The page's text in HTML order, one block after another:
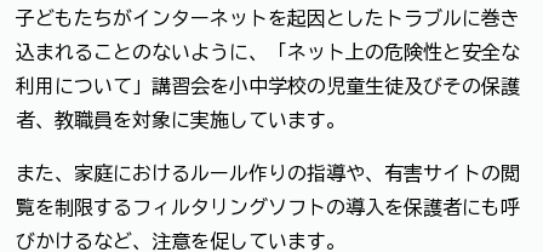
子どもたちがインターネットを起因としたトラブルに巻き
込まれることのないように、「ネット上の危険性と安全な
利用について」講習会を小中学校の児童生徒及びその保護
者、教職員を対象に実施しています。
また、家庭におけるルール作りの指導や、有害サイトの閲
覧を制限するフィルタリングソフトの導入を保護者にも呼
びかけるなど、注意を促しています。